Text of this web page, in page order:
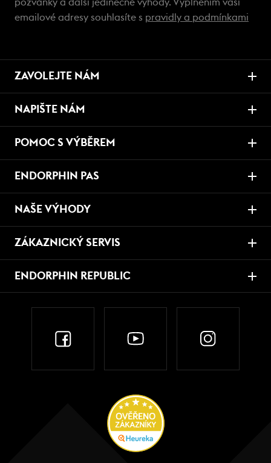
pozvánky a další jedinečné výhody. Vyplněním vaší
emailové adresy souhlasíte s pravidly a podmínkami
ZAVOLEJTE NÁM
NAPIŠTE NÁM
POMOC S VÝBĚREM
ENDORPHIN PAS
NAŠE VÝHODY
ZÁKAZNICKÝ SERVIS
ENDORPHIN REPUBLIC